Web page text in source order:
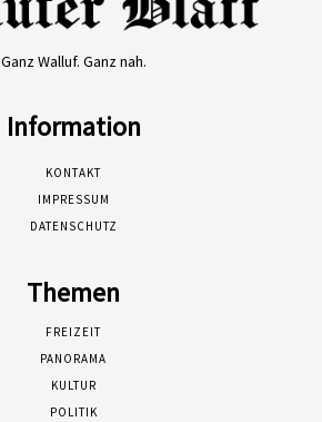
Ganz Walluf. Ganz nah.
Information
KONTAKT
IMPRESSUM
DATENSCHUTZ
Themen
FREIZEIT
PANORAMA
KULTUR
POLITIK